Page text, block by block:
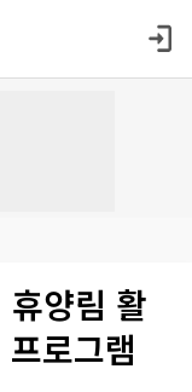
양림 활
로그램